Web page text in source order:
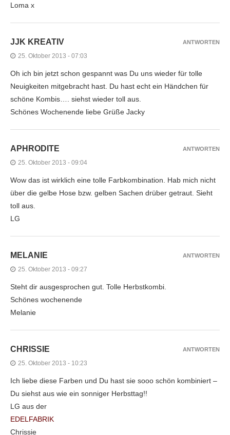
Loma x
JJK KREATIV
25. Oktober 2013 - 07:03
Oh ich bin jetzt schon gespannt was Du uns wieder für tolle
Neuigkeiten mitgebracht hast. Du hast echt ein Händchen für
schöne Kombis…. siehst wieder toll aus.
Schönes Wochenende liebe Grüße Jacky
ANTWORTEN
APHRODITE
25. Oktober 2013 - 09:04
Wow das ist wirklich eine tolle Farbkombination. Hab mich nicht
über die gelbe Hose bzw. gelben Sachen drüber getraut. Sieht
toll aus.
LG
ANTWORTEN
MELANIE
25. Oktober 2013 - 09:27
Steht dir ausgesprochen gut. Tolle Herbstkombi.
Schönes wochenende
Melanie
ANTWORTEN
CHRISSIE
25. Oktober 2013 - 10:23
Ich liebe diese Farben und Du hast sie sooo schön kombiniert –
Du siehst aus wie ein sonniger Herbsttag!!
LG aus der
EDELFABRIK
Chrissie
ANTWORTEN